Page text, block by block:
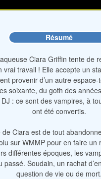
Résumé
Ciara Griffin tente de
travail ! Elle accepte un
provenir d’un autre
soixante, du goth des
: ce sont des vampires, à
ont été convertis.
Ciara est de tout
sur WMMP pour en faire
différentes époques, les
Soudain, un rachat
question de vie ou de mort.